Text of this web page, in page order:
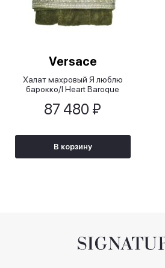
Versace
Халат махровый Я люблю
барокко/I Heart Baroque
87 480 ₽
В корзину